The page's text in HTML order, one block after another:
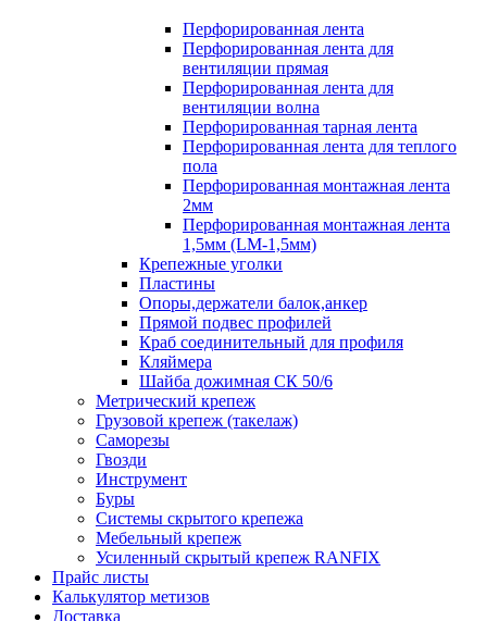
Перфорированная лента
Перфорированная лента для
вентиляции прямая
Перфорированная лента для
вентиляции волна
Перфорированная тарная лента
Перфорированная лента для теплого
пола
Перфорированная монтажная лента
2мм
Перфорированная монтажная лента
1,5мм (LM-1,5мм)
Крепежные уголки
Пластины
Опоры,держатели балок,анкер
Прямой подвес профилей
Краб соединительный для профиля
Кляймера
Шайба дожимная СК 50/6
Метрический крепеж
Грузовой крепеж (такелаж)
Саморезы
Гвозди
Инструмент
Буры
Системы скрытого крепежа
Мебельный крепеж
Усиленный скрытый крепеж RANFIX
Прайс листы
Калькулятор метизов
Доставка